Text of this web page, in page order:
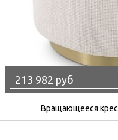
213 982 руб
Вращающееся